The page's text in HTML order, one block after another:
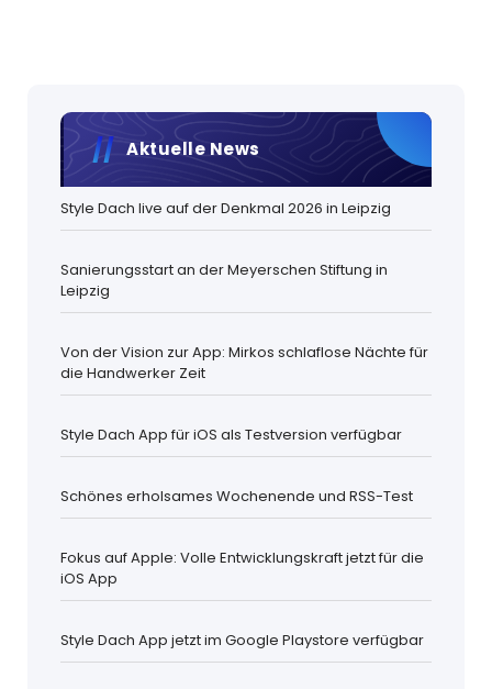
Aktuelle News
Style Dach live auf der Denkmal 2026 in Leipzig
Sanierungsstart an der Meyerschen Stiftung in
Leipzig
Von der Vision zur App: Mirkos schlaflose Nächte für
die Handwerker Zeit
Style Dach App für iOS als Testversion verfügbar
Schönes erholsames Wochenende und RSS-Test
Fokus auf Apple: Volle Entwicklungskraft jetzt für die
iOS App
Style Dach App jetzt im Google Playstore verfügbar